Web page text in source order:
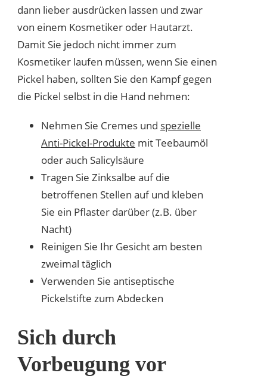
dann lieber ausdrücken lassen und zwar
von einem Kosmetiker oder Hautarzt.
Damit Sie jedoch nicht immer zum
Kosmetiker laufen müssen, wenn Sie einen
Pickel haben, sollten Sie den Kampf gegen
die Pickel selbst in die Hand nehmen:
Nehmen Sie Cremes und spezielle
Anti-Pickel-Produkte mit Teebaumöl
oder auch Salicylsäure
Tragen Sie Zinksalbe auf die
betroffenen Stellen auf und kleben
Sie ein Pflaster darüber (z.B. über
Nacht)
Reinigen Sie Ihr Gesicht am besten
zweimal täglich
Verwenden Sie antiseptische
Pickelstifte zum Abdecken
Sich durch
Vorbeugung vor